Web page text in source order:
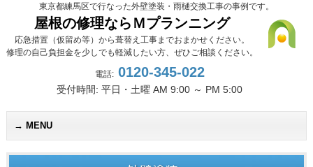
東京都練馬区で行なった外壁塗装・雨樋交換工事の事例です。
屋根の修理ならＭプランニング
応急措置（仮留め等）から葺替え工事までおまかせください。
修理の自己負担金を少しでも軽減したい方、ぜひご相談ください。
電話:0120-345-022
受付時間: 平日・土曜 AM 9:00 ～ PM 5:00
MENU